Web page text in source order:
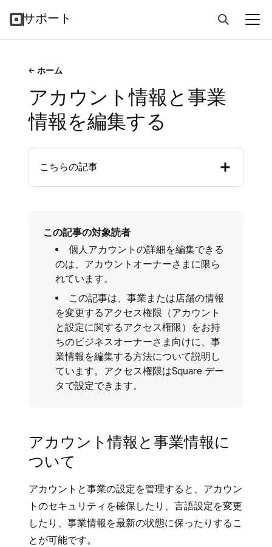
サポート
ホーム
アカウント情報と事業
情報を編集する
こちらの記事
この記事の対象読者
個人アカウントの詳細を編集できる
のは、アカウントオーナーさまに限ら
れています。
この記事は、事業または店舗の情報
を変更するアクセス権限（アカウント
と設定に関するアクセス権限）をお持
ちのビジネスオーナーさま向けに、事
業情報を編集する方法について説明し
ています。アクセス権限はSquare デー
タで設定できます。
アカウント情報と事業情報に
ついて
アカウントと事業の設定を管理すると、アカウン
トのセキュリティを確保したり、言語設定を変更
したり、事業情報を最新の状態に保ったりするこ
とが可能です。